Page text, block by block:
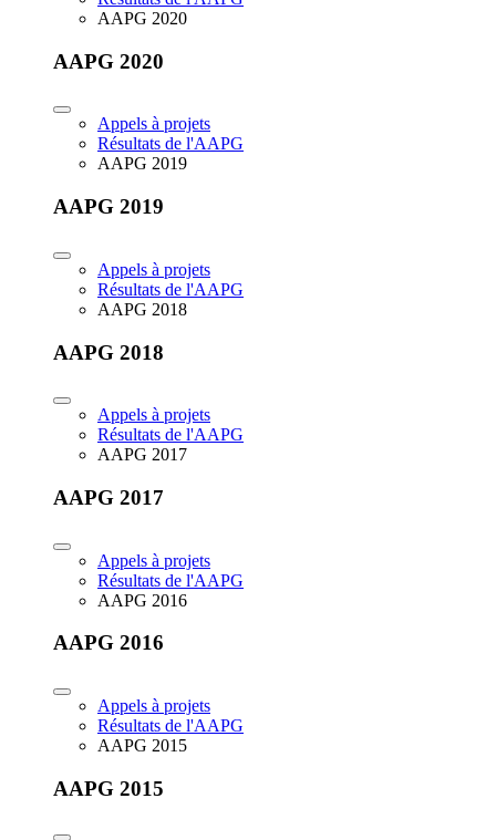
AAPG 2020
AAPG 2020
Appels à projets
Résultats de l'AAPG
AAPG 2019
AAPG 2019
Appels à projets
Résultats de l'AAPG
AAPG 2018
AAPG 2018
Appels à projets
Résultats de l'AAPG
AAPG 2017
AAPG 2017
Appels à projets
Résultats de l'AAPG
AAPG 2016
AAPG 2016
Appels à projets
Résultats de l'AAPG
AAPG 2015
AAPG 2015